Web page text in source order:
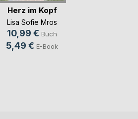
Herz im Kopf
Lisa Sofie Mros
10,99 € Buch
5,49 € E-Book